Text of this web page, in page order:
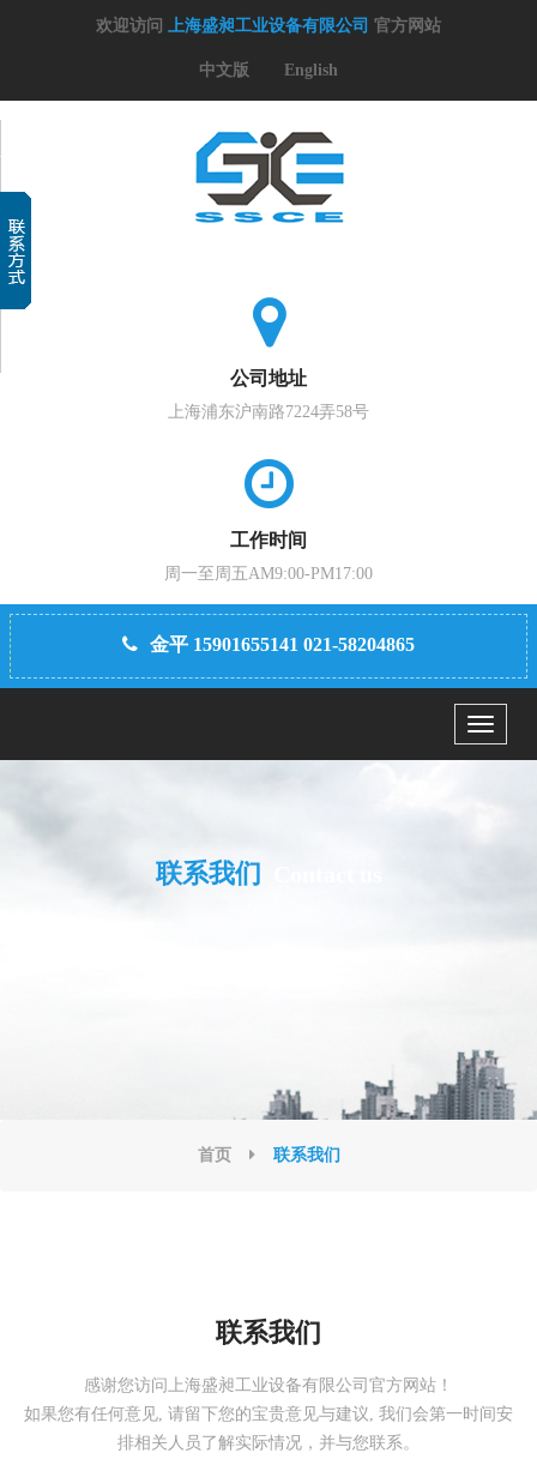
欢迎访问 上海盛昶工业设备有限公司 官方网站
中文版 English
公司地址
上海浦东沪南路7224弄58号
工作时间
周一至周五AM9:00-PM17:00
Menu
金平 15901655141 021-58204865
联系我们
首页 联系我们
联系我们
感谢您访问上海盛昶工业设备有限公司官方网站！
如果您有任何意见, 请留下您的宝贵意见与建议, 我们会第一时间安
排相关人员了解实际情况，并与您联系。